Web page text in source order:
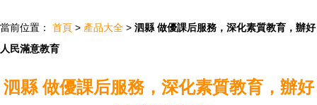
當前位置： 首頁 > 產品大全 > 泗縣 做優課后服務，深化素質教育，辦好
人民滿意教育
泗縣 做優課后服務，深化素質教育，辦好